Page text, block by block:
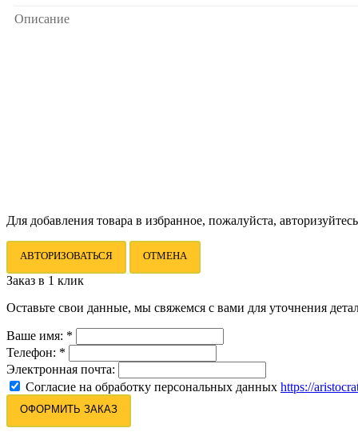
Описание
Для добавления товара в избранное, пожалуйста, авторизуйтесь
АВТОРИЗОВАТЬСЯ ОТМЕНА
Заказ в 1 клик
Оставьте свои данные, мы свяжемся с вами для уточнения
Ваше имя: *
Телефон: *
Электронная почта:
Согласие на обработку персональных данных https://
ОФОРМИТЬ ЗАКАЗ